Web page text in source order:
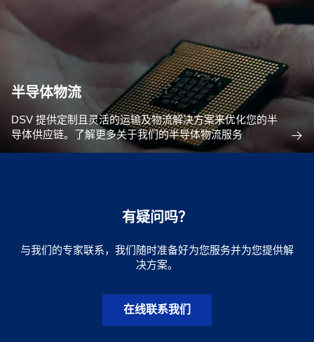
半导体物流
DSV 提供定制且灵活的运输及物流解决方案来优化您的半
导体供应链。了解更多关于我们的半导体物流服务
有疑问吗？
与我们的专家联系，我们随时准备好为您服务并为您提供解
决方案。
在线联系我们